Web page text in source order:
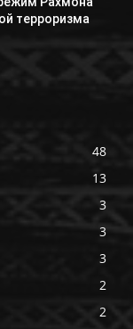
терроризма
48
13
3
3
3
2
2